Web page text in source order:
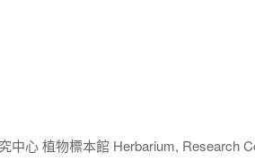
中心 植物標本館 Herbarium, Research